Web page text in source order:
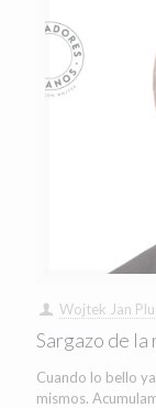
Wojtek Jan
Sargazo de
Cuando lo bello
mismos.